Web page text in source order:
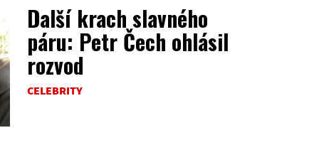
Další krach slavného
páru: Petr Čech ohlásil
rozvod
CELEBRITY